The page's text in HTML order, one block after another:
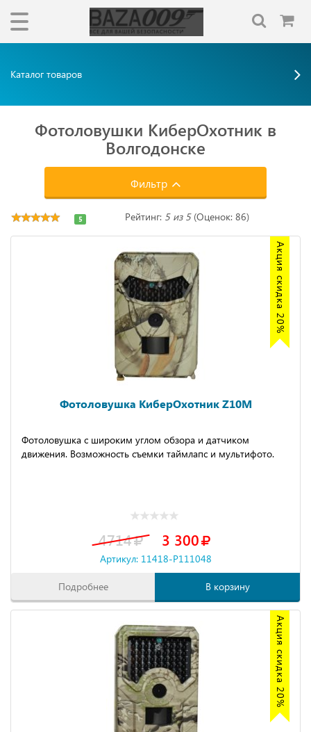
Каталог товаров
Фотоловушки КиберОхотник в
Волгодонске
Фильтр
Акция скидка 20%
Фотоловушка КиберОхотник Z10M
Фотоловушка с широким углом обзора и датчиком
движения. Возможность съемки таймлапс и мультифото.
4714 3 300
Артикул: 11418-P111048
Подробнее В корзину
Акция скидка 20%
5 Рейтинг: 5 из 5(Оценок: 86)